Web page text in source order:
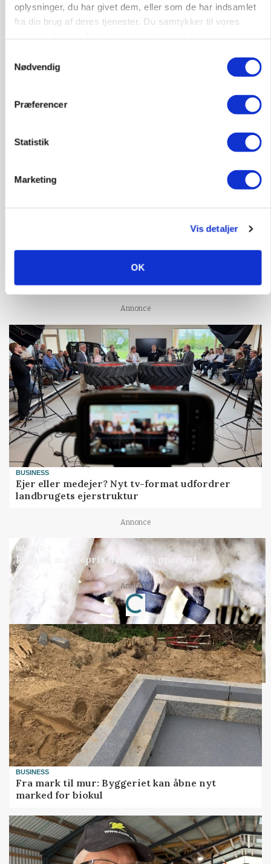
oplysninger, du har givet dem, eller som de har indsamlet
fra din brug af deres tjenester. Du samtykker til vores
Nødvendig
Præferencer
Statistik
Marketing
Vis detaljer
OK
CAP-I-DANMARK
Fjerkræbranchen: - Vi forlanger ens
konkurrence- og produktionsvilkår
Prisgab på 20 kroner pr. kg vokser: Polsk kylling
presser markedet
Annonce
BUSINESS
Ejer eller medejer? Nyt tv-format udfordrer
landbrugets ejerstruktur
Annonce
MARKED
Russisk mælkepris dykker 23 procent
Annonce
Loading...
BUSINESS
Fra mark til mur: Byggeriet kan åbne nyt
marked for biokul